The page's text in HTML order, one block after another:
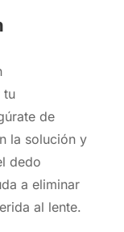
tu
de
la solución y
dedo
a eliminar
al lente.